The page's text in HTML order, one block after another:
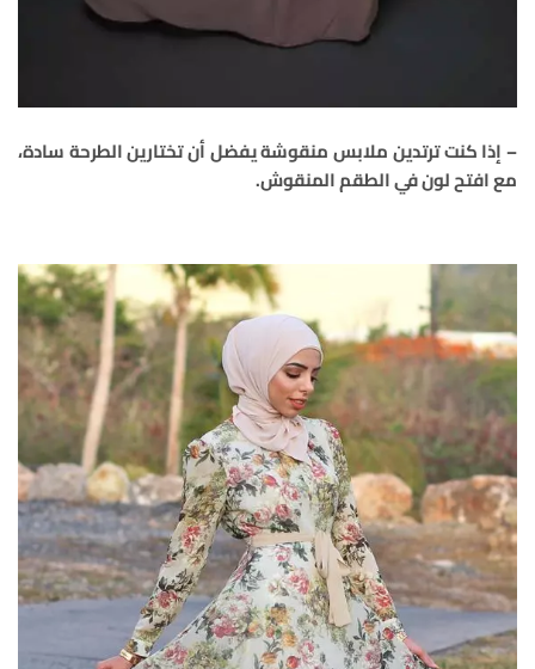
– إذا كنت ترتدين ملابس منقوشة يفضل أن تختارين الطرحة سادة،
مع افتح لون في الطقم المنقوش.